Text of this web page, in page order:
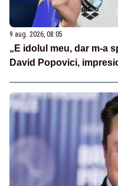
9 aug. 2026, 08:05
„E idolul meu, dar m-a
David Popovici,